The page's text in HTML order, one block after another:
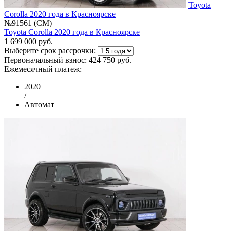
Toyota
Corolla 2020 года в Красноярске
№91561 (CM)
Toyota Corolla 2020 года в Красноярске
1 699 000 руб.
Выберите срок рассрочки:
Первоначальный взнос: 424 750 руб.
Ежемесячный платеж:
2020
/
Автомат